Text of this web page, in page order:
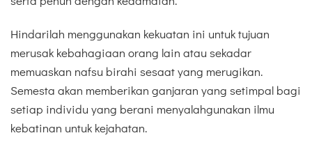
Hindarilah menggunakan kekuatan ini untuk tujuan
merusak kebahagiaan orang lain atau sekadar
memuaskan nafsu birahi sesaat yang merugikan.
Semesta akan memberikan ganjaran yang setimpal bagi
setiap individu yang berani menyalahgunakan ilmu
kebatinan untuk kejahatan.